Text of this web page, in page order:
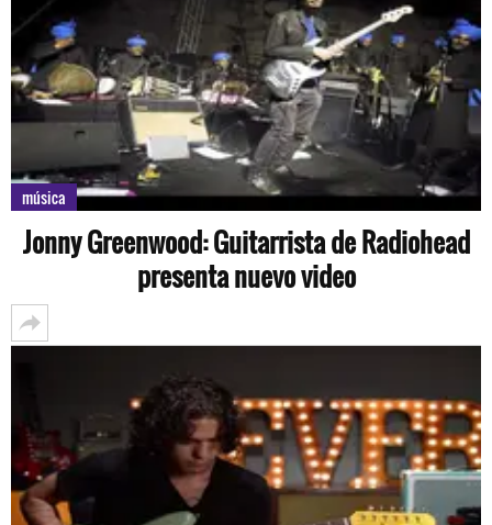
música
Jonny Greenwood: Guitarrista de Radiohead
presenta nuevo video